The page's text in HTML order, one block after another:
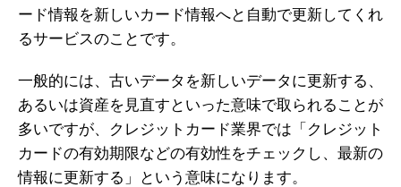
ード情報を新しいカード情報へと自動で更新してくれ
るサービスのことです。
一般的には、古いデータを新しいデータに更新する、
あるいは資産を見直すといった意味で取られることが
多いですが、クレジットカード業界では「クレジット
カードの有効期限などの有効性をチェックし、最新の
情報に更新する」という意味になります。